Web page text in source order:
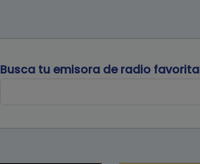
Busca tu emisora de radio favorita